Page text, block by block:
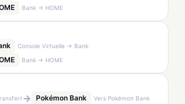
Bank → HOME
Console Virtuelle → Bank
Bank → HOME
→ Pokémon Bank Vers Pokémon Bank